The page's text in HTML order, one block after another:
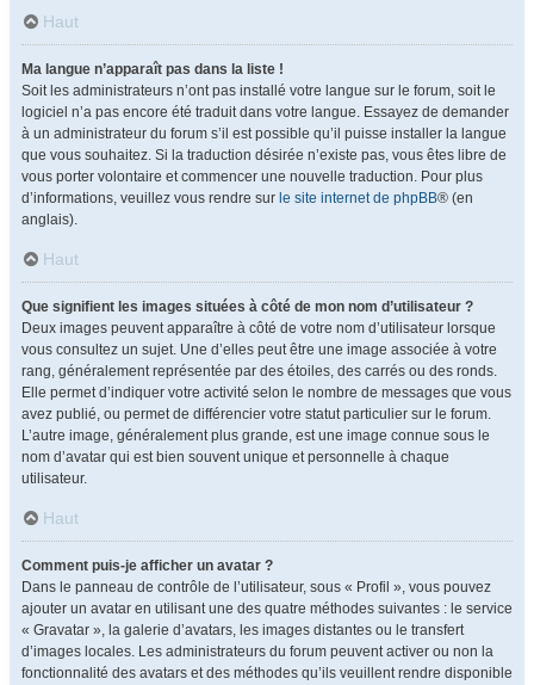
Haut
Ma langue n’apparaît pas dans la liste !
Soit les administrateurs n’ont pas installé votre langue sur le forum, soit le
logiciel n’a pas encore été traduit dans votre langue. Essayez de demander
à un administrateur du forum s’il est possible qu’il puisse installer la langue
que vous souhaitez. Si la traduction désirée n’existe pas, vous êtes libre de
vous porter volontaire et commencer une nouvelle traduction. Pour plus
d’informations, veuillez vous rendre sur le site internet de phpBB® (en
anglais).
Haut
Que signifient les images situées à côté de mon nom d’utilisateur ?
Deux images peuvent apparaître à côté de votre nom d’utilisateur lorsque
vous consultez un sujet. Une d’elles peut être une image associée à votre
rang, généralement représentée par des étoiles, des carrés ou des ronds.
Elle permet d’indiquer votre activité selon le nombre de messages que vous
avez publié, ou permet de différencier votre statut particulier sur le forum.
L’autre image, généralement plus grande, est une image connue sous le
nom d’avatar qui est bien souvent unique et personnelle à chaque
utilisateur.
Haut
Comment puis-je afficher un avatar ?
Dans le panneau de contrôle de l’utilisateur, sous « Profil », vous pouvez
ajouter un avatar en utilisant une des quatre méthodes suivantes : le service
« Gravatar », la galerie d’avatars, les images distantes ou le transfert
d’images locales. Les administrateurs du forum peuvent activer ou non la
fonctionnalité des avatars et des méthodes qu’ils veuillent rendre disponible